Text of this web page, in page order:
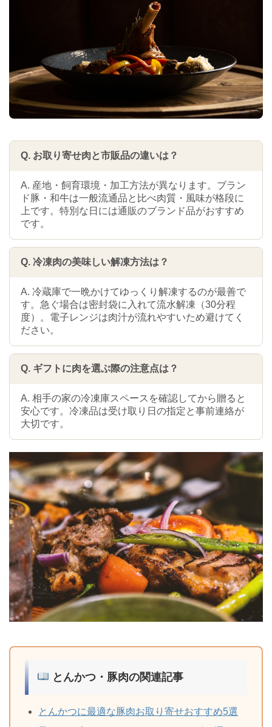
Q. お取り寄せ肉と市販品の違いは？
A. 産地・飼育環境・加工方法が異なります。ブラン
ド豚・和牛は一般流通品と比べ肉質・風味が格段に
上です。特別な日には通販のブランド品がおすすめ
です。
Q. 冷凍肉の美味しい解凍方法は？
A. 冷蔵庫で一晩かけてゆっくり解凍するのが最善で
す。急ぐ場合は密封袋に入れて流水解凍（30分程
度）。電子レンジは肉汁が流れやすいため避けてく
ださい。
Q. ギフトに肉を選ぶ際の注意点は？
A. 相手の家の冷凍庫スペースを確認してから贈ると
安心です。冷凍品は受け取り日の指定と事前連絡が
大切です。
とんかつ・豚肉の関連記事
とんかつに最適な豚肉お取り寄せおすすめ5選